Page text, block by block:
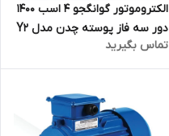
الکتروموتور گوانگجو 4 اسب 1400
دور سه فاز پوسته چدن مدل Y2
ترمینال بالا
تماس بگیرید